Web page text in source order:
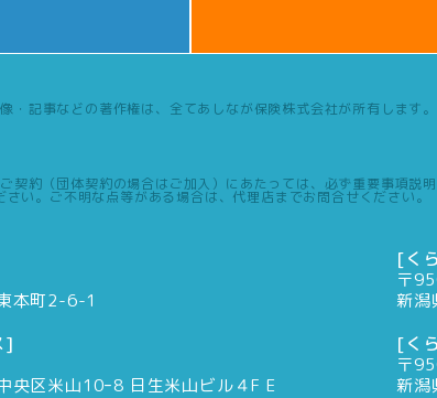
・記事などの著作権は、全てあしなが保険株式会社が所有します。
契約（団体契約の場合はご加入）にあたっては、必ず重要事項説
さい。ご不明な点等がある場合は、代理店までお問合せください。
本町2-6-1
]
央区米山10ｰ8 日生米山ビル４F E
[く
〒
新潟
[く
〒
新潟